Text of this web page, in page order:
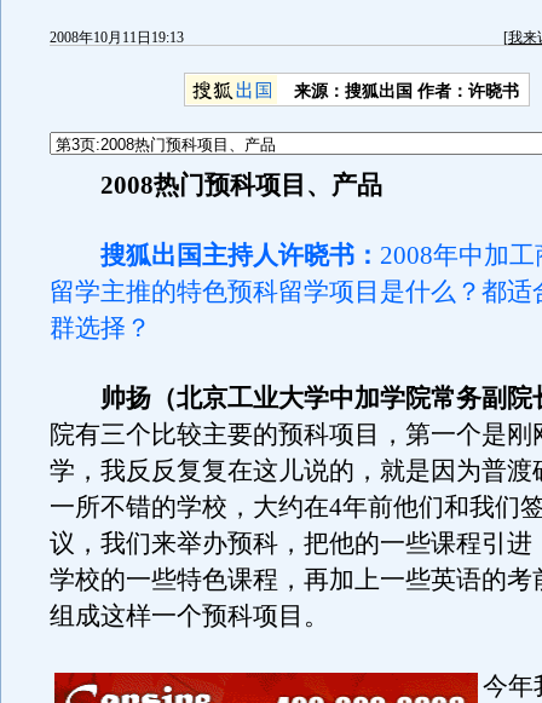
2008年10月11日19:13 [我来
来源：搜狐出国 作者：许晓书
2008热门预科项目、产品
搜狐出国主持人许晓书： 2008年中加
留学主推的特色预科留学项目是什么？都适
群选择？
帅扬（北京工业大学中加学院常务副院
院有三个比较主要的预科项目，第一个是刚
学，我反反复复在这儿说的，就是因为普渡
一所不错的学校，大约在4年前他们和我们
议，我们来举办预科，把他的一些课程引进
学校的一些特色课程，再加上一些英语的考
组成这样一个预科项目。
今年